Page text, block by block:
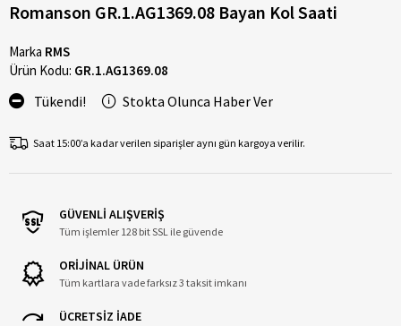
Romanson GR.1.AG1369.08 Bayan Kol Saati
Marka RMS
Ürün Kodu: GR.1.AG1369.08
Tükendi! Stokta Olunca Haber Ver
Saat 15:00’a kadar verilen siparişler aynı gün kargoya verilir.
GÜVENLİ ALIŞVERİŞ
Tüm işlemler 128 bit SSL ile güvende
ORİJİNAL ÜRÜN
Tüm kartlara vade farksız 3 taksit imkanı
ÜCRETSİZ İADE